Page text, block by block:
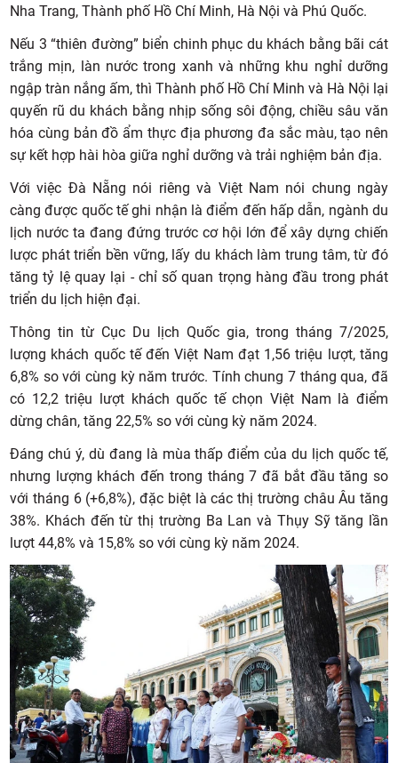
Nha Trang, Thành phố Hồ Chí Minh, Hà Nội và Phú Quốc.
Nếu 3 “thiên đường” biển chinh phục du khách bằng bãi cát
trắng mịn, làn nước trong xanh và những khu nghỉ dưỡng
ngập tràn nắng ấm, thì Thành phố Hồ Chí Minh và Hà Nội lại
quyến rũ du khách bằng nhịp sống sôi động, chiều sâu văn
hóa cùng bản đồ ẩm thực địa phương đa sắc màu, tạo nên
sự kết hợp hài hòa giữa nghỉ dưỡng và trải nghiệm bản địa.
Với việc Đà Nẵng nói riêng và Việt Nam nói chung ngày
càng được quốc tế ghi nhận là điểm đến hấp dẫn, ngành du
lịch nước ta đang đứng trước cơ hội lớn để xây dựng chiến
lược phát triển bền vững, lấy du khách làm trung tâm, từ đó
tăng tỷ lệ quay lại - chỉ số quan trọng hàng đầu trong phát
triển du lịch hiện đại.
Thông tin từ Cục Du lịch Quốc gia, trong tháng 7/2025,
lượng khách quốc tế đến Việt Nam đạt 1,56 triệu lượt, tăng
6,8% so với cùng kỳ năm trước. Tính chung 7 tháng qua, đã
có 12,2 triệu lượt khách quốc tế chọn Việt Nam là điểm
dừng chân, tăng 22,5% so với cùng kỳ năm 2024.
Đáng chú ý, dù đang là mùa thấp điểm của du lịch quốc tế,
nhưng lượng khách đến trong tháng 7 đã bắt đầu tăng so
với tháng 6 (+6,8%), đặc biệt là các thị trường châu Âu tăng
38%. Khách đến từ thị trường Ba Lan và Thụy Sỹ tăng lần
lượt 44,8% và 15,8% so với cùng kỳ năm 2024.